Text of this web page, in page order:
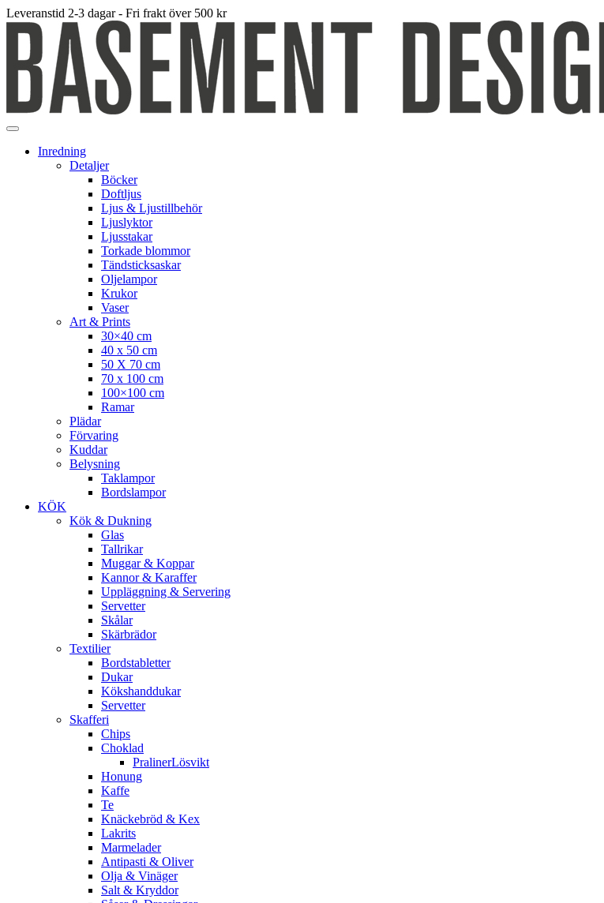
Leveranstid 2-3 dagar - Fri frakt över 500 kr
Inredning
Detaljer
Böcker
Doftljus
Ljus & Ljustillbehör
Ljuslyktor
Ljusstakar
Torkade blommor
Tändsticksaskar
Oljelampor
Krukor
Vaser
Art & Prints
30×40 cm
40 x 50 cm
50 X 70 cm
70 x 100 cm
100×100 cm
Ramar
Plädar
Förvaring
Kuddar
Belysning
Taklampor
Bordslampor
KÖK
Kök & Dukning
Glas
Tallrikar
Muggar & Koppar
Kannor & Karaffer
Uppläggning & Servering
Servetter
Skålar
Skärbrädor
Textilier
Bordstabletter
Dukar
Kökshanddukar
Servetter
Skafferi
Chips
Choklad
PralinerLösvikt
Honung
Kaffe
Te
Knäckebröd & Kex
Lakrits
Marmelader
Antipasti & Oliver
Olja & Vinäger
Salt & Kryddor